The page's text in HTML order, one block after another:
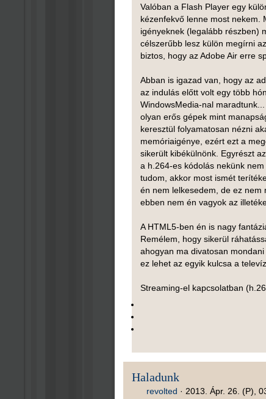
Valóban a Flash Player egy
kézenfekvő lenne most nekem.
igényeknek (legalább részben)
célszerűbb lesz külön megírni
biztos, hogy az Adobe Air erre
Abban is igazad van, hogy az
az indulás előtt volt egy több
WindowsMedia-nal
olyan erős gépek mint
keresztül folyamatosan nézni
memóriaigénye, ezért ezt a
sikerült kibékülnönk. Egyrészt
a h.264-es kódolás nekünk
tudom, akkor most ismét
én nem lelkesedem, de ez nem
ebben nem én vagyok az
A HTML5-ben én is nagy
Remélem, hogy sikerül
ahogyan ma divatosan
ez lehet az egyik kulcsa a
Streaming-el kapcsolatban
Haladunk
revolted · 2013. Ápr. 26. (P),